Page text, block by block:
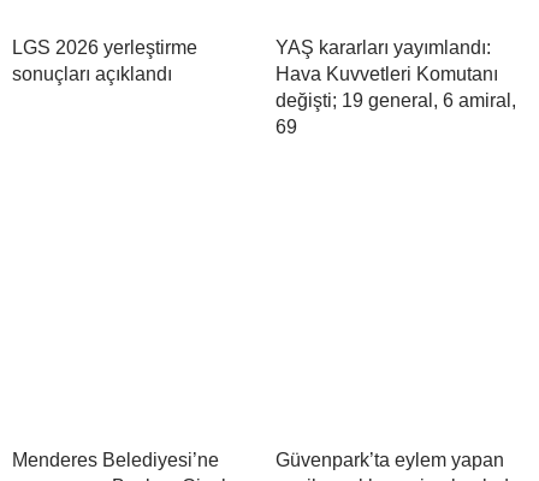
LGS 2026 yerleştirme
sonuçları açıklandı
YAŞ kararları yayımlandı:
Hava Kuvvetleri Komutanı
değişti; 19 general, 6 amiral,
69
Menderes Belediyesi’ne
Güvenpark’ta eylem yapan